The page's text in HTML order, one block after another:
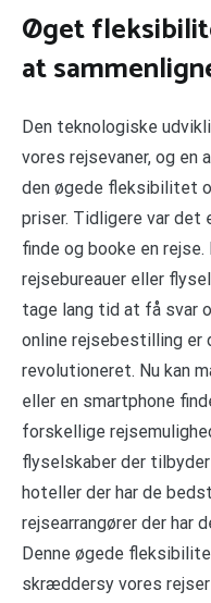
Øget
at
Den teknologiske
vores rejsevaner, og
den øgede fleksibilitet
priser. Tidligere var det
finde og booke en
rejsebureauer eller
tage lang tid at få svar
online rejsebestilling er
revolutioneret. Nu kan
eller en smartphone
forskellige
flyselskaber der
hoteller der har de
rejsearrangører der har
Denne øgede
skræddersy vores